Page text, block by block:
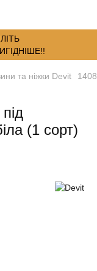
та ніжки Devit
(1 сорт)